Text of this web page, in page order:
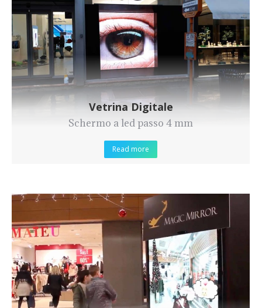
Vetrina Digitale
Schermo a led passo 4 mm
Read more